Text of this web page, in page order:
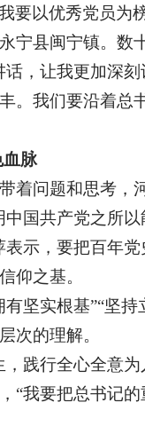
我要以优秀党员
宁县闽宁镇。数
话，让我更加深
。我们要沿着
脉
着问题和思考，
中国共产党之所
示，要把百年
仰之基。
有坚实根基”“坚
次的理解。
，践行全心全意
“我要把总书记